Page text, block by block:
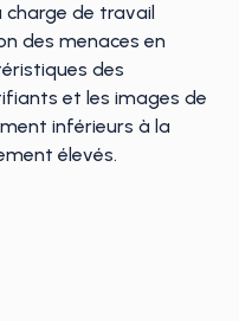
charge de travail
des menaces en
des
et les images de
inférieurs à la
élevés.